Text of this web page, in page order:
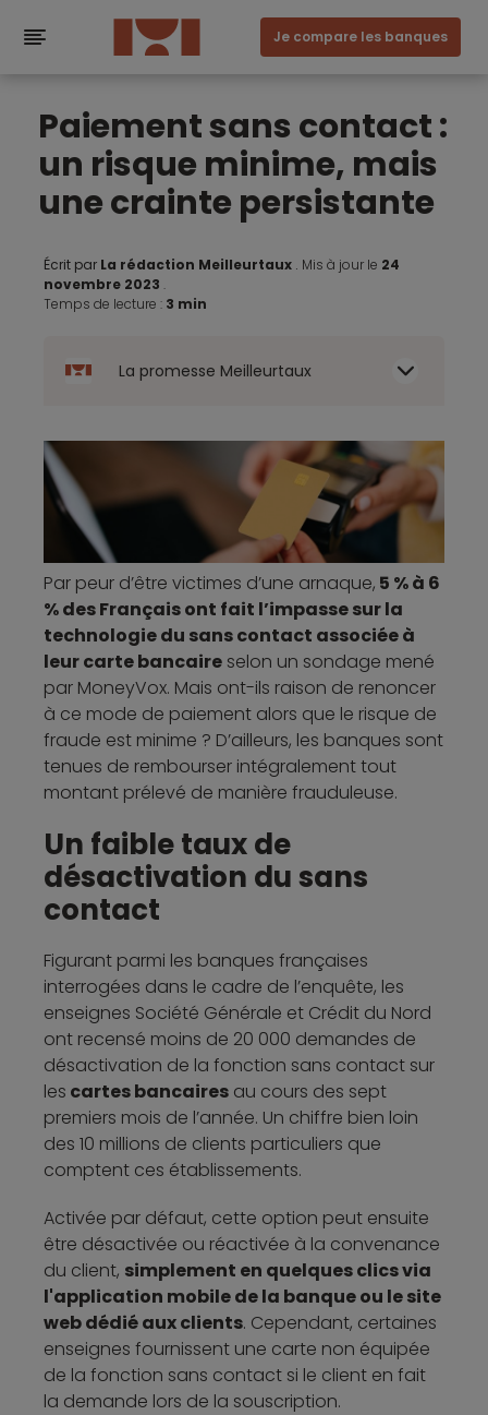
Je compare les banques
Paiement sans contact :
un risque minime, mais
une crainte persistante
Écrit par La rédaction Meilleurtaux . Mis à jour le 24
novembre 2023 .
Temps de lecture : 3 min
La promesse Meilleurtaux
Par peur d’être victimes d’une arnaque, 5 % à 6
% des Français ont fait l’impasse sur la
technologie du sans contact associée à
leur carte bancaire selon un sondage mené
par MoneyVox. Mais ont-ils raison de renoncer
à ce mode de paiement alors que le risque de
fraude est minime ? D’ailleurs, les banques sont
tenues de rembourser intégralement tout
montant prélevé de manière frauduleuse.
Un faible taux de
désactivation du sans
contact
Figurant parmi les banques françaises
interrogées dans le cadre de l’enquête, les
enseignes Société Générale et Crédit du Nord
ont recensé moins de 20 000 demandes de
désactivation de la fonction sans contact sur
les cartes bancaires au cours des sept
premiers mois de l’année. Un chiffre bien loin
des 10 millions de clients particuliers que
comptent ces établissements.
Activée par défaut, cette option peut ensuite
être désactivée ou réactivée à la convenance
du client, simplement en quelques clics via
l'application mobile de la banque ou le site
web dédié aux clients. Cependant, certaines
enseignes fournissent une carte non équipée
de la fonction sans contact si le client en fait
la demande lors de la souscription.